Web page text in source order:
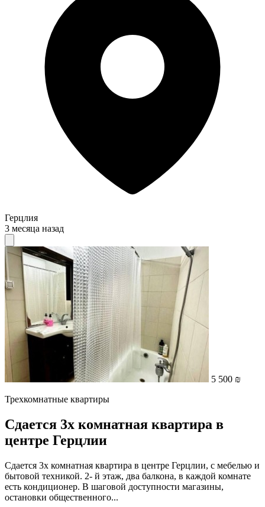
Герцлия
3 месяца назад
5 500 ₪
Трехкомнатные квартиры
Сдается 3х комнатная квартира в
центре Герцлии
Сдается 3х комнатная квартира в центре Герцлии, с мебелью и
бытовой техникой. 2- й этаж, два балкона, в каждой комнате
есть кондиционер. В шаговой доступности магазины,
остановки общественного...